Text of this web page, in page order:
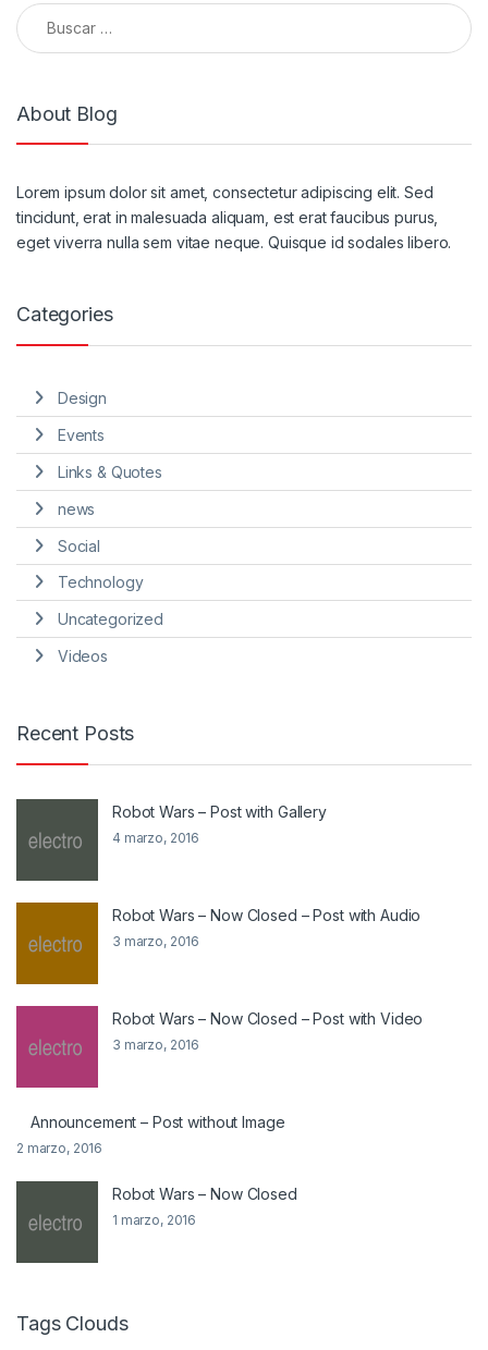
Buscar:
About Blog
Lorem ipsum dolor sit amet, consectetur adipiscing elit. Sed
tincidunt, erat in malesuada aliquam, est erat faucibus purus,
eget viverra nulla sem vitae neque. Quisque id sodales libero.
Categories
Design
Events
Links & Quotes
news
Social
Technology
Uncategorized
Videos
Recent Posts
Robot Wars – Post with Gallery
4 marzo, 2016
Robot Wars – Now Closed – Post with Audio
3 marzo, 2016
Robot Wars – Now Closed – Post with Video
3 marzo, 2016
Announcement – Post without Image
2 marzo, 2016
Robot Wars – Now Closed
1 marzo, 2016
Tags Clouds